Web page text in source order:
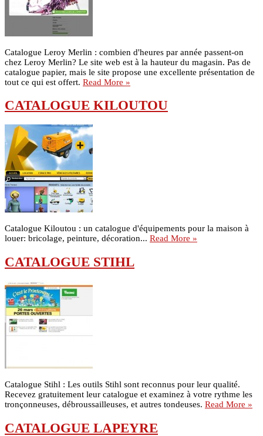
Catalogue Leroy Merlin : combien d'heures par année passent-on
chez Leroy Merlin? Le site web est à la hauteur du magasin. Pas de
catalogue papier, mais le site propose une excellente présentation de
tout ce qui est offert. Read More »
CATALOGUE KILOUTOU
Catalogue Kiloutou : un catalogue d'équipements pour la maison à
louer: bricolage, peinture, décoration... Read More »
CATALOGUE STIHL
Catalogue Stihl : Les outils Stihl sont reconnus pour leur qualité.
Recevez gratuitement leur catalogue et examinez à votre rythme les
tronçonneuses, débroussailleuses, et autres tondeuses. Read More »
CATALOGUE LAPEYRE